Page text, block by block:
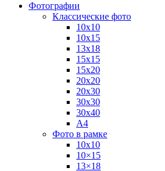
Фотографии
Классические фото
10х10
10х15
13х18
15х15
15х20
20х20
20х30
30х30
30х40
А4
Фото в рамке
10х10
10×15
13×18